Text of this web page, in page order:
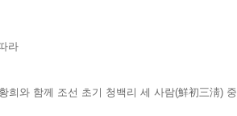
라
희와 함께 조선 초기 청백리 세 사람(鮮初三淸) 중